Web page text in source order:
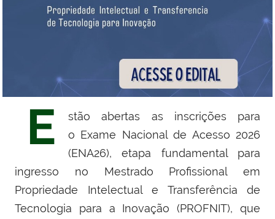
E
stão abertas as inscrições para
o Exame Nacional de Acesso 2026
(ENA26), etapa fundamental para
ingresso no Mestrado Profissional em
Propriedade Intelectual e Transferência de
Tecnologia para a Inovação (PROFNIT), que